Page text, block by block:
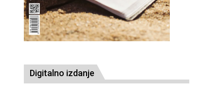
Digitalno izdanje